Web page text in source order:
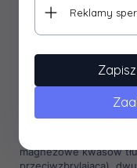
Sód
*RWS – Referencyjna
dorosłej. ** Dobowa
magnezowe kwasów
Reklamy